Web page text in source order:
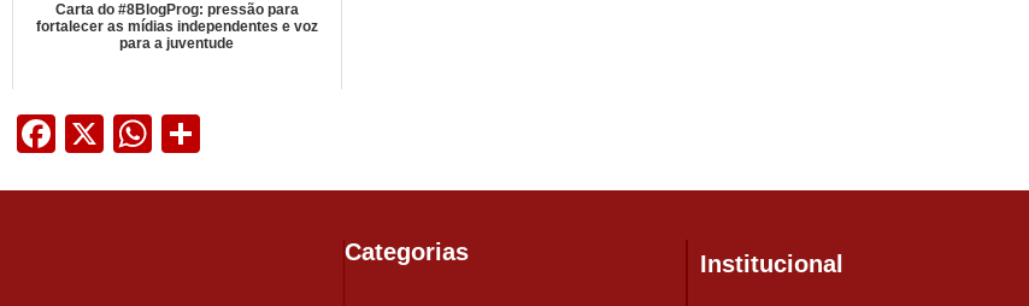
Carta do #8BlogProg: pressão para
fortalecer as mídias independentes e voz
para a juventude
Facebook
X WhatsApp
Categorias Institucional